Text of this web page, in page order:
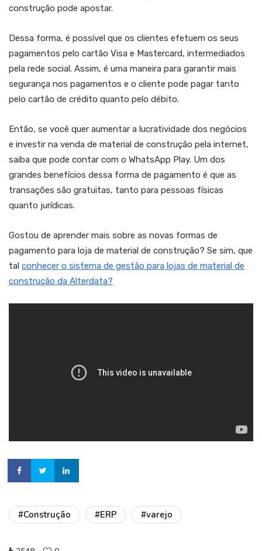
construção pode apostar.
Dessa forma, é possível que os clientes efetuem os seus
pagamentos pelo cartão Visa e Mastercard, intermediados
pela rede social. Assim, é uma maneira para garantir mais
segurança nos pagamentos e o cliente pode pagar tanto
pelo cartão de crédito quanto pelo débito.
Então, se você quer aumentar a lucratividade dos negócios
e investir na venda de material de construção pela internet,
saiba que pode contar com o WhatsApp Play. Um dos
grandes benefícios dessa forma de pagamento é que as
transações são gratuitas, tanto para pessoas físicas
quanto jurídicas.
Gostou de aprender mais sobre as novas formas de
pagamento para loja de material de construção? Se sim, que
tal conhecer o sistema de gestão para lojas de material de
construção da Alterdata?
#Construção #ERP #varejo